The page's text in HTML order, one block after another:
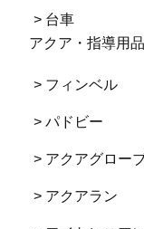
> 台車
アクア・指導用品
> フィンベル
> パドビー
> アクアグロー
> アクアラン